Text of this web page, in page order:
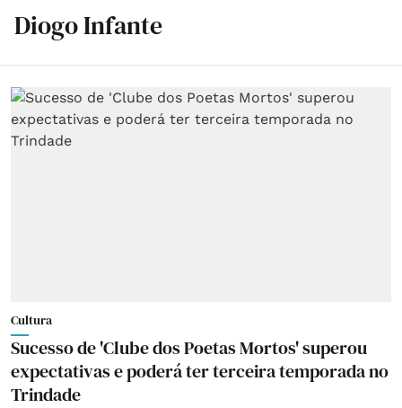
Diogo Infante
Cultura
Sucesso de 'Clube dos Poetas Mortos' superou
expectativas e poderá ter terceira temporada no
Trindade